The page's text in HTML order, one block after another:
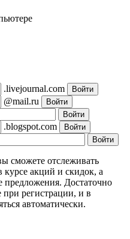
.livejournal.com
@mail.ru
.blogspot.com
сможете отслеживать
курсе акций и скидок, а
предложения. Достаточно
при регистрации, и в
автоматически.